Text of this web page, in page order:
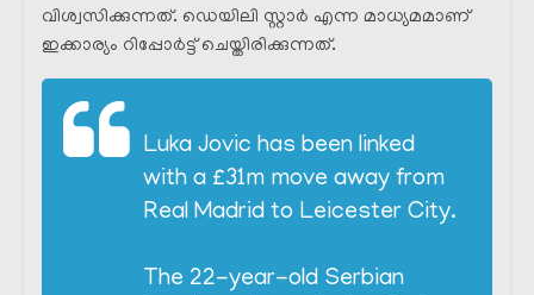
വിശ്വസിക്കുന്നത്. ഡെയിലി സ്റ്റാർ എന്ന മാധ്യമമാണ്
ഇക്കാര്യം റിപ്പോർട്ട്‌ ചെയ്തിരിക്കുന്നത്.
Luka Jovic has been linked
with a £31m move away from
Real Madrid to Leicester City.
The 22-year-old Serbian